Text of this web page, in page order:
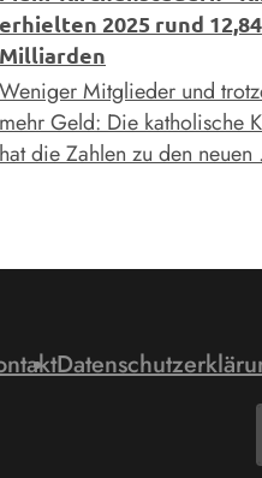
erhielten 2025 rund 12,84
Milliarden
Weniger Mitglieder und
mehr Geld: Die katholische
hat die Zahlen zu den